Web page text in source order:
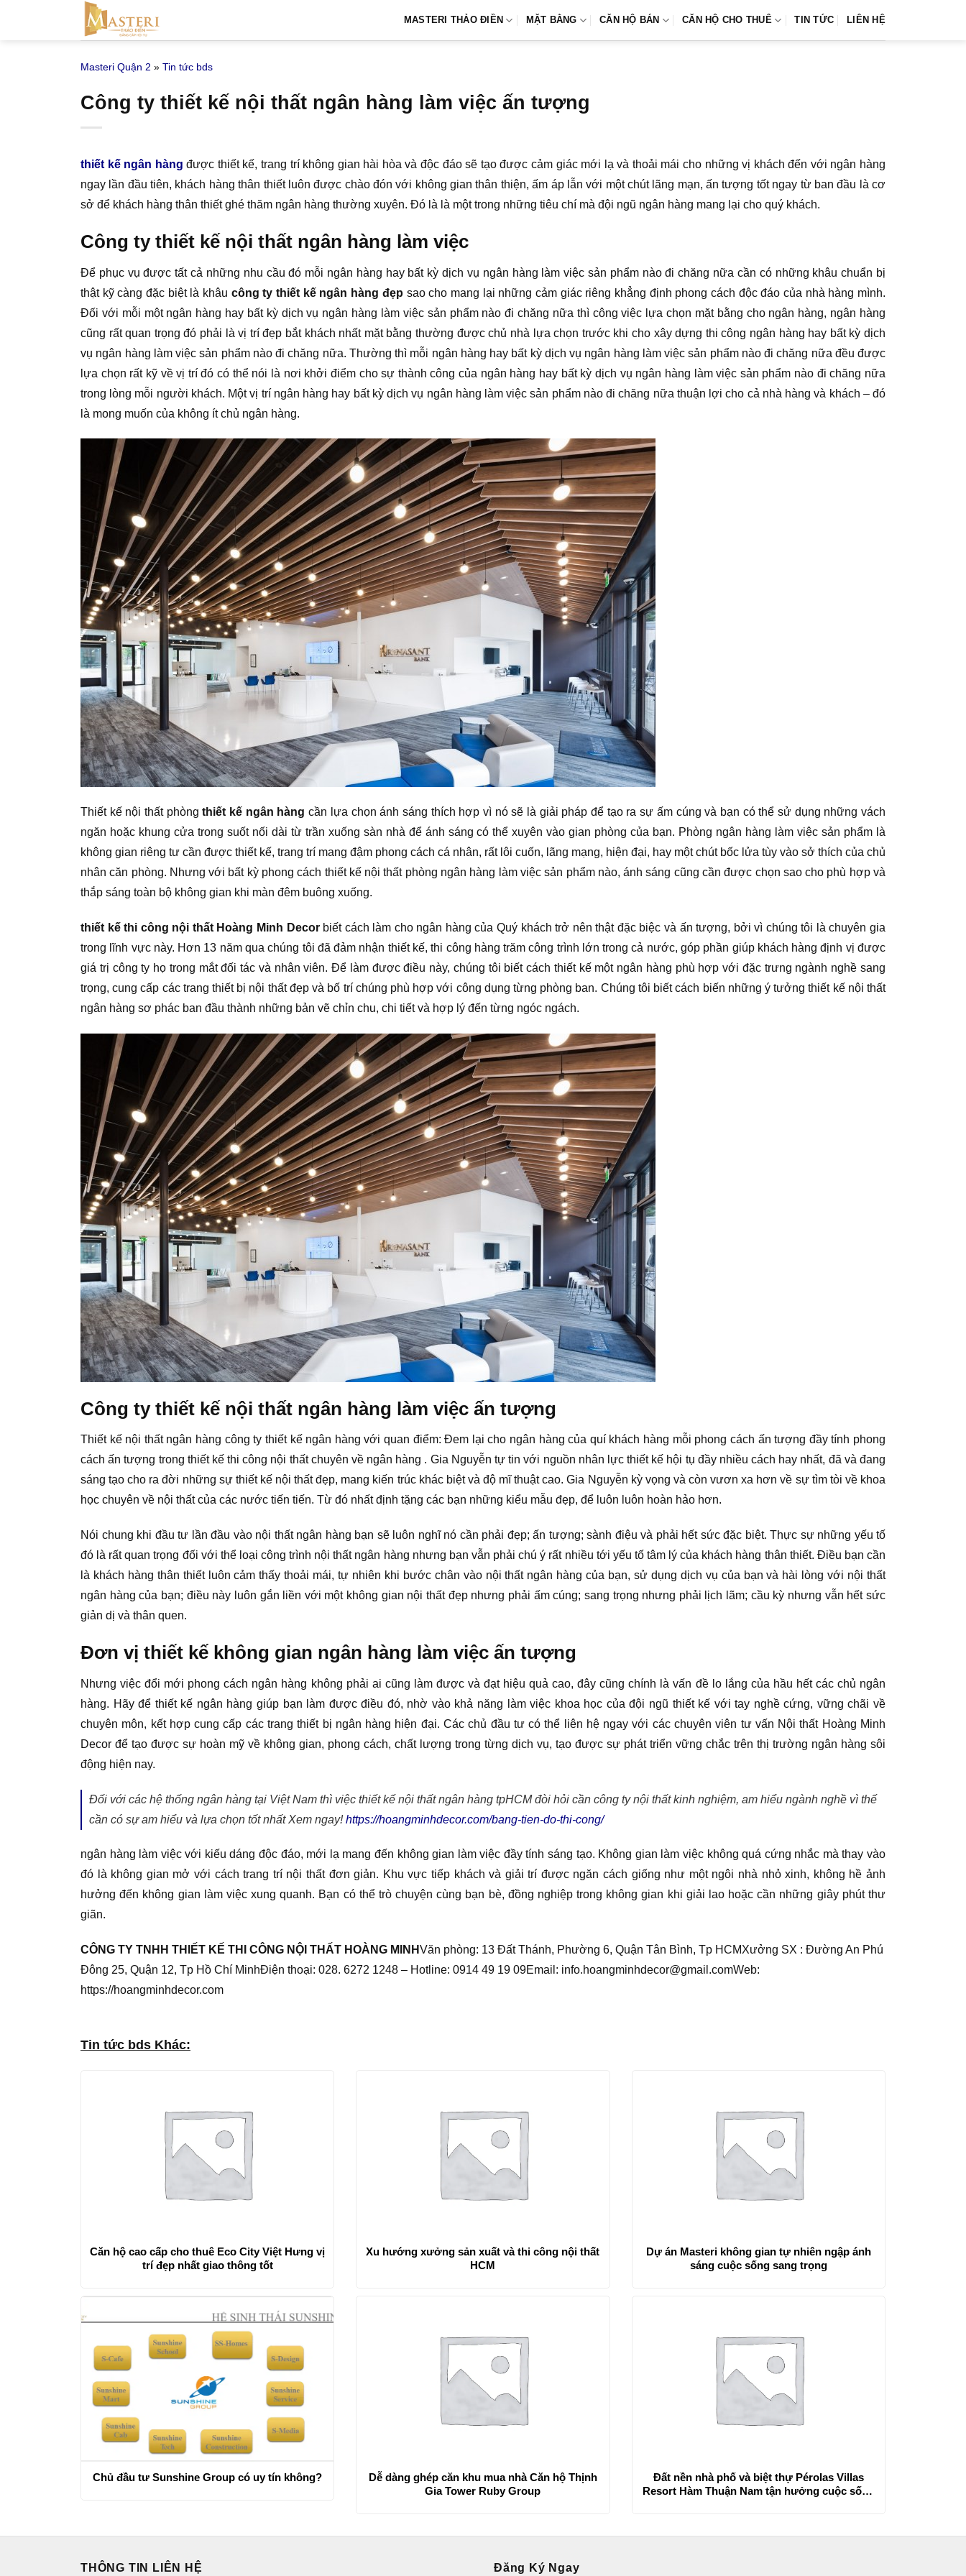
MASTERI THẢO ĐIỀN MẶT BẰNG CĂN HỘ BÁN CĂN HỘ CHO THUÊ TIN TỨC LIÊN HỆ
Masteri Quận 2 » Tin tức bds
Công ty thiết kế nội thất ngân hàng làm việc ấn tượng
thiết kế ngân hàng được thiết kế, trang trí không gian hài hòa và độc đáo sẽ tạo được cảm giác mới lạ và thoải mái cho những vị khách đến với ngân hàng
ngay lần đầu tiên, khách hàng thân thiết luôn được chào đón với không gian thân thiện, ấm áp lẫn với một chút lãng mạn, ấn tượng tốt ngay từ ban đầu là cơ
sở để khách hàng thân thiết ghé thăm ngân hàng thường xuyên. Đó là là một trong những tiêu chí mà đội ngũ ngân hàng mang lại cho quý khách.
Công ty thiết kế nội thất ngân hàng làm việc
Để phục vụ được tất cả những nhu cầu đó mỗi ngân hàng hay bất kỳ dịch vụ ngân hàng làm việc sản phẩm nào đi chăng nữa cần có những khâu chuẩn bị
thật kỹ càng đặc biệt là khâu công ty thiết kế ngân hàng đẹp sao cho mang lại những cảm giác riêng khẳng định phong cách độc đáo của nhà hàng mình.
Đối với mỗi một ngân hàng hay bất kỳ dịch vụ ngân hàng làm việc sản phẩm nào đi chăng nữa thì công việc lựa chọn mặt bằng cho ngân hàng, ngân hàng
cũng rất quan trọng đó phải là vị trí đẹp bắt khách nhất mặt bằng thường được chủ nhà lựa chọn trước khi cho xây dựng thi công ngân hàng hay bất kỳ dịch
vụ ngân hàng làm việc sản phẩm nào đi chăng nữa. Thường thì mỗi ngân hàng hay bất kỳ dịch vụ ngân hàng làm việc sản phẩm nào đi chăng nữa đều được
lựa chọn rất kỹ về vị trí đó có thể nói là nơi khởi điểm cho sự thành công của ngân hàng hay bất kỳ dịch vụ ngân hàng làm việc sản phẩm nào đi chăng nữa
trong lòng mỗi người khách. Một vị trí ngân hàng hay bất kỳ dịch vụ ngân hàng làm việc sản phẩm nào đi chăng nữa thuận lợi cho cả nhà hàng và khách – đó
là mong muốn của không ít chủ ngân hàng.
Thiết kế nội thất phòngthiết kế ngân hàng cần lựa chọn ánh sáng thích hợp vì nó sẽ là giải pháp để tạo ra sự ấm cúng và bạn có thể sử dụng những vách
ngăn hoặc khung cửa trong suốt nối dài từ trần xuống sàn nhà để ánh sáng có thể xuyên vào gian phòng của bạn. Phòng ngân hàng làm việc sản phẩm là
không gian riêng tư cần được thiết kế, trang trí mang đậm phong cách cá nhân, rất lôi cuốn, lãng mạng, hiện đại, hay một chút bốc lửa tùy vào sở thích của chủ
nhân căn phòng. Nhưng với bất kỳ phong cách thiết kế nội thất phòng ngân hàng làm việc sản phẩm nào, ánh sáng cũng cần được chọn sao cho phù hợp và
thắp sáng toàn bộ không gian khi màn đêm buông xuống.
thiết kế thi công nội thất Hoàng Minh Decorbiết cách làm cho ngân hàng của Quý khách trở nên thật đặc biệc và ấn tượng, bởi vì chúng tôi là chuyên gia
trong lĩnh vực này. Hơn 13 năm qua chúng tôi đã đảm nhận thiết kế, thi công hàng trăm công trình lớn trong cả nước, góp phần giúp khách hàng định vị được
giá trị công ty họ trong mắt đối tác và nhân viên. Để làm được điều này, chúng tôi biết cách thiết kế một ngân hàng phù hợp với đặc trưng ngành nghề sang
trọng, cung cấp các trang thiết bị nội thất đẹp và bố trí chúng phù hợp với công dụng từng phòng ban. Chúng tôi biết cách biến những ý tưởng thiết kế nội thất
ngân hàng sơ phác ban đầu thành những bản vẽ chỉn chu, chi tiết và hợp lý đến từng ngóc ngách.
Công ty thiết kế nội thất ngân hàng làm việc ấn tượng
Thiết kế nội thất ngân hàng công ty thiết kế ngân hàng với quan điểm: Đem lại cho ngân hàng của quí khách hàng mỗi phong cách ấn tượng đầy tính phong
cách ấn tượng trong thiết kế thi công nội thất chuyên về ngân hàng . Gia Nguyễn tự tin với nguồn nhân lực thiết kế hội tụ đầy nhiều cách hay nhất, đã và đang
sáng tạo cho ra đời những sự thiết kế nội thất đẹp, mang kiến trúc khác biệt và độ mĩ thuật cao. Gia Nguyễn kỳ vọng và còn vươn xa hơn về sự tìm tòi về khoa
học chuyên về nội thất của các nước tiến tiến. Từ đó nhất định tặng các bạn những kiểu mẫu đẹp, để luôn luôn hoàn hảo hơn.
Nói chung khi đầu tư lần đầu vào nội thất ngân hàng bạn sẽ luôn nghĩ nó cần phải đẹp; ấn tượng; sành điệu và phải hết sức đặc biệt. Thực sự những yếu tố
đó là rất quan trọng đối với thể loại công trình nội thất ngân hàng nhưng bạn vẫn phải chú ý rất nhiều tới yếu tố tâm lý của khách hàng thân thiết. Điều bạn cần
là khách hàng thân thiết luôn cảm thấy thoải mái, tự nhiên khi bước chân vào nội thất ngân hàng của bạn, sử dụng dịch vụ của bạn và hài lòng với nội thất
ngân hàng của bạn; điều này luôn gắn liền với một không gian nội thất đẹp nhưng phải ấm cúng; sang trọng nhưng phải lịch lãm; cầu kỳ nhưng vẫn hết sức
giản dị và thân quen.
Đơn vị thiết kế không gian ngân hàng làm việc ấn tượng
Nhưng việc đổi mới phong cách ngân hàng không phải ai cũng làm được và đạt hiệu quả cao, đây cũng chính là vấn đề lo lắng của hầu hết các chủ ngân
hàng. Hãy để thiết kế ngân hàng giúp bạn làm được điều đó, nhờ vào khả năng làm việc khoa học của đội ngũ thiết kế với tay nghề cứng, vững chãi về
chuyên môn, kết hợp cung cấp các trang thiết bị ngân hàng hiện đại. Các chủ đầu tư có thể liên hệ ngay với các chuyên viên tư vấn Nội thất Hoàng Minh
Decor để tạo được sự hoàn mỹ về không gian, phong cách, chất lượng trong từng dịch vụ, tạo được sự phát triển vững chắc trên thị trường ngân hàng sôi
động hiện nay.
Đối với các hệ thống ngân hàng tại Việt Nam thì việc thiết kế nội thất ngân hàng tpHCM đòi hỏi cần công ty nội thất kinh nghiệm, am hiểu ngành nghề vì thế
cần có sự am hiểu và lựa chọn tốt nhất Xem ngay!https://hoangminhdecor.com/bang-tien-do-thi-cong/
ngân hàng làm việc với kiếu dáng độc đáo, mới lạ mang đến không gian làm việc đầy tính sáng tạo. Không gian làm việc không quá cứng nhắc mà thay vào
đó là không gian mở với cách trang trí nội thất đơn giản. Khu vực tiếp khách và giải trí được ngăn cách giống như một ngôi nhà nhỏ xinh, không hề ảnh
hưởng đến không gian làm việc xung quanh. Bạn có thể trò chuyện cùng bạn bè, đồng nghiệp trong không gian khi giải lao hoặc cần những giây phút thư
giãn.
CÔNG TY TNHH THIẾT KẾ THI CÔNG NỘI THẤT HOÀNG MINHVăn phòng: 13 Đất Thánh, Phường 6, Quận Tân Bình, Tp HCMXưởng SX : Đường An Phú
Đông 25, Quận 12, Tp Hồ Chí MinhĐiện thoại: 028. 6272 1248 – Hotline: 0914 49 19 09Email: info.hoangminhdecor@gmail.comWeb:
https://hoangminhdecor.com
Tin tức bds Khác:
Căn hộ cao cấp cho thuê Eco City Việt Hưng vị
trí đẹp nhất giao thông tốt
Xu hướng xưởng sản xuất và thi công nội thất
HCM
Dự án Masteri không gian tự nhiên ngập ánh
sáng cuộc sống sang trọng
Chủ đầu tư Sunshine Group có uy tín không?
Dễ dàng ghép căn khu mua nhà Căn hộ Thịnh
Gia Tower Ruby Group
Đất nền nhà phố và biệt thự Pérolas Villas
Resort Hàm Thuận Nam tận hưởng cuộc sống
THÔNG TIN LIÊN HỆ Đăng Ký Ngay